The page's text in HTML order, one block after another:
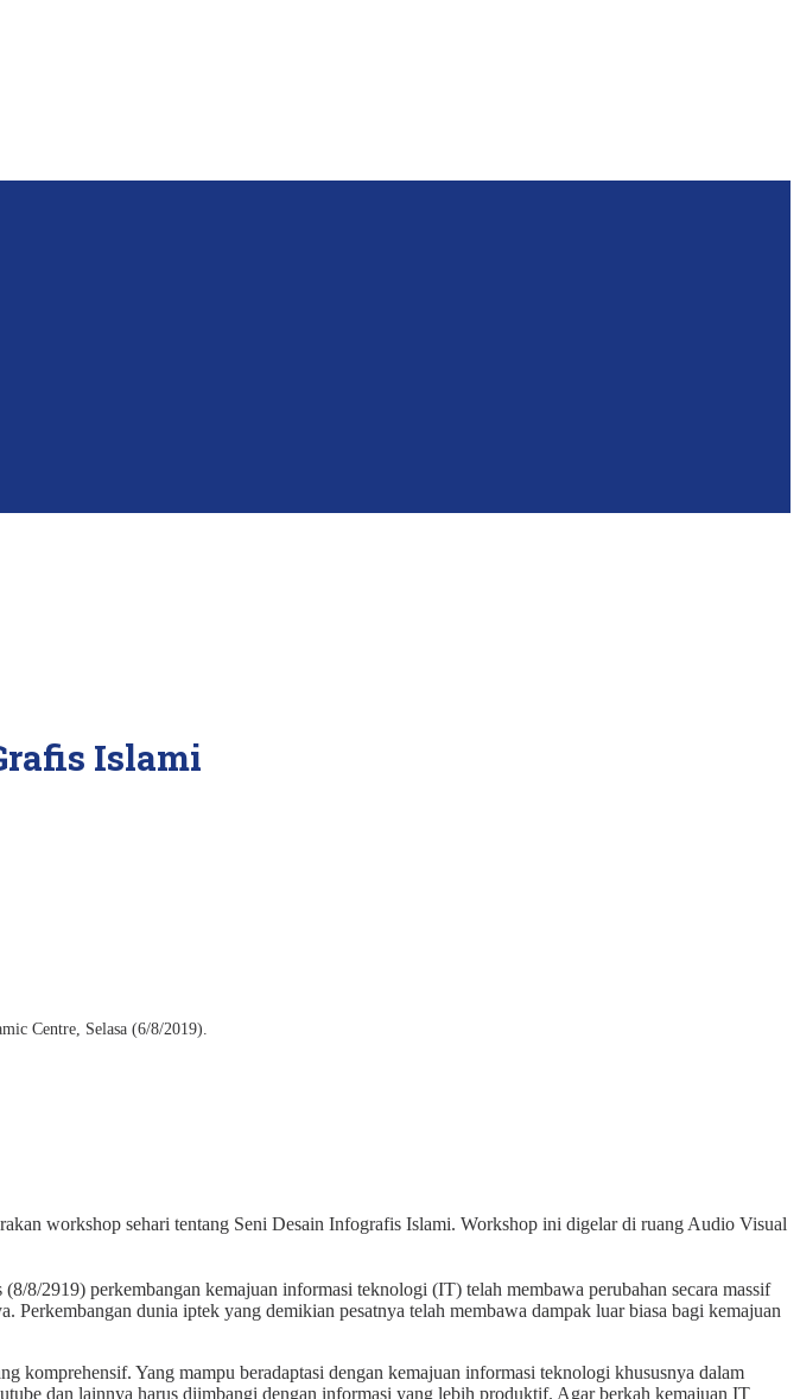
Islami
Centre, Selasa (6/8/2019).
workshop sehari tentang Seni Desain Infografis Islami. Workshop ini digelar di ruang Audio Visual
2919) perkembangan kemajuan informasi teknologi (IT) telah membawa perubahan secara massif
dunia iptek yang demikian pesatnya telah membawa dampak luar biasa bagi kemajuan
Yang mampu beradaptasi dengan kemajuan informasi teknologi khususnya dalam
dan lainnya harus diimbangi dengan informasi yang lebih produktif. Agar berkah kemajuan IT